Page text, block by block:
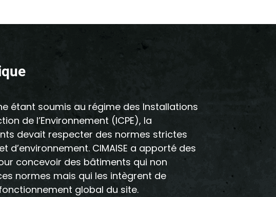
étant soumis au régime des Installations
de l’Environnement (ICPE), la
devait respecter des normes strictes
d’environnement. CIMAISE a apporté des
concevoir des bâtiments qui non
normes mais qui les intègrent de
global du site.